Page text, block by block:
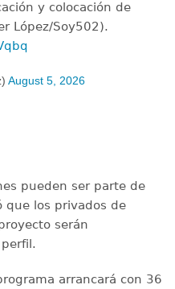
y colocación de
López/Soy502).
August 5, 2026
pueden ser parte de
que los privados de
serán
arrancará con 36